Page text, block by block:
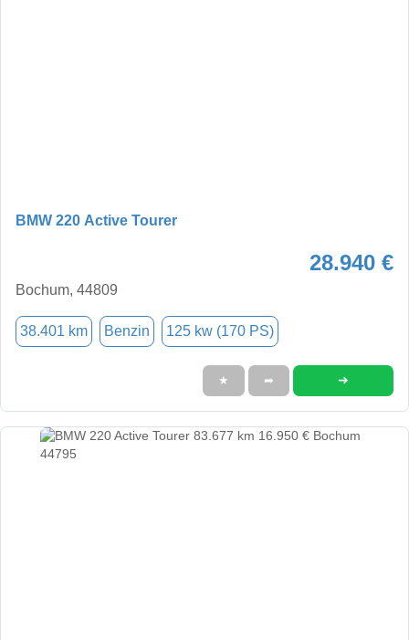
BMW 220 Active Tourer
28.940 €
Bochum, 44809
38.401 km Benzin 125 kw (170 PS)
★ ➦ ➜